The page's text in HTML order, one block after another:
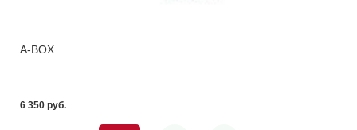
A-BOX
6 350 pуб.